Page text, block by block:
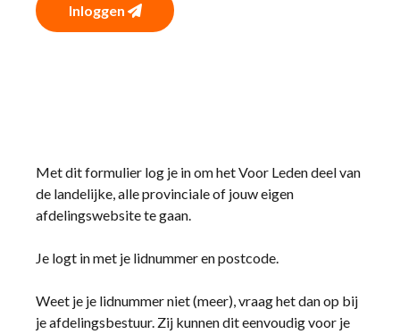
Inloggen
Met dit formulier log je in om het Voor Leden deel van
de landelijke, alle provinciale of jouw eigen
afdelingswebsite te gaan.
Je logt in met je lidnummer en postcode.
Weet je je lidnummer niet (meer), vraag het dan op bij
je afdelingsbestuur. Zij kunnen dit eenvoudig voor je